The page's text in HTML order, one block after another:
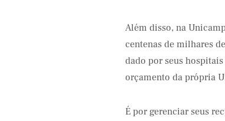
Além disso, na
centenas de milhares
dado por seus
orçamento da própria
É por gerenciar seus